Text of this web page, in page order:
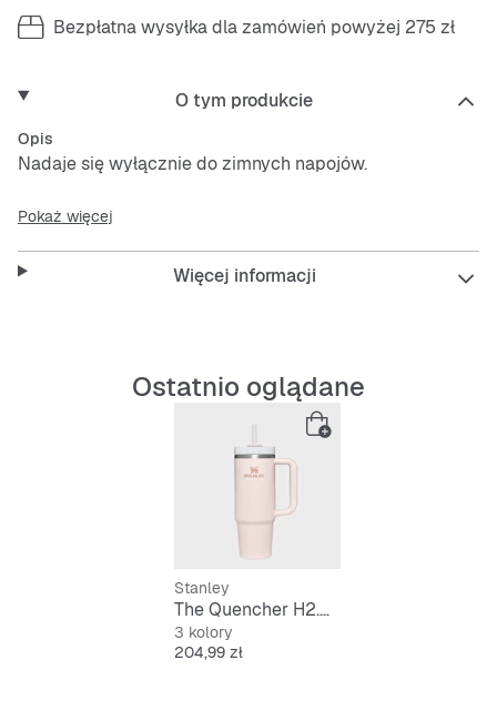
Bezpłatna wysyłka dla zamówień powyżej 275 zł
O tym produkcie
Opis
Nadaje się wyłącznie do zimnych napojów.
Pokaż więcej
Więcej informacji
Ostatnio oglądane
Stanley
The Quencher H2.O FlowState Tumbler | 0,9L
3 kolory
Cena
204,99 zł